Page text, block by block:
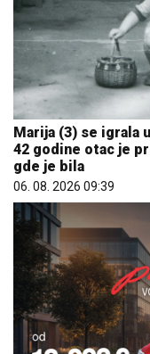
Marija (3) se igrala
42 godine otac je
gde je bila
06. 08. 2026 09:39